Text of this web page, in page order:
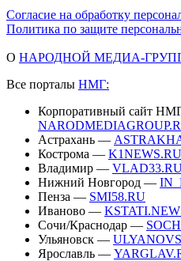
Согласие на обработку
Политика по защите
О НАРОДНОЙ МЕДИА-
Все порталы НМГ:
Корпоративный сайт
Астрахань —
Кострома — K1NEWS.RU
Владимир —
Нижний Новгород —
Пенза — SMI58.RU
Иваново —
Сочи/Краснодар —
Ульяновск —
Ярославль —